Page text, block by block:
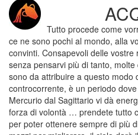
Tutto procede come
ce ne sono pochi al mondo, alla
convinti. Consapevoli delle
senza pensarvi più di tanto,
sono da attribuire a questo modo
controcorrente, è un periodo
Mercurio dal Sagittario vi dà
forza di volontà … prendete tutto
per poter ottenere sempre di più